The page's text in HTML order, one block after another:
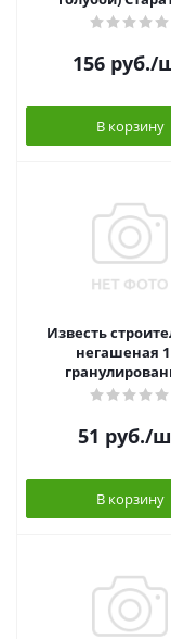
156 руб./
В корзину
Известь
негашеная
51 руб./
В корзину